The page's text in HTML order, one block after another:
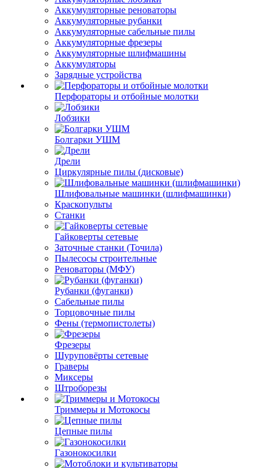
Аккумуляторные реноваторы
Аккумуляторные рубанки
Аккумуляторные сабельные пилы
Аккумуляторные фрезеры
Аккумуляторные шлифмашины
Аккумуляторы
Зарядные устройства
Перфораторы и отбойные молотки
Лобзики
Болгарки УШМ
Дрели
Циркулярные пилы (дисковые)
Шлифовальные машинки (шлифмашинки)
Краскопульты
Станки
Гайковерты сетевые
Заточные станки (Точила)
Пылесосы строительные
Реноваторы (МФУ)
Рубанки (фуганки)
Сабельные пилы
Торцовочные пилы
Фены (термопистолеты)
Фрезеры
Шуруповёрты сетевые
Граверы
Миксеры
Штроборезы
Триммеры и Мотокосы
Цепные пилы
Газонокосилки